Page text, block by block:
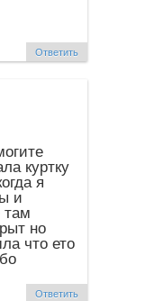
Ответить
куртку
я
и
там
но
что ето
Ответить